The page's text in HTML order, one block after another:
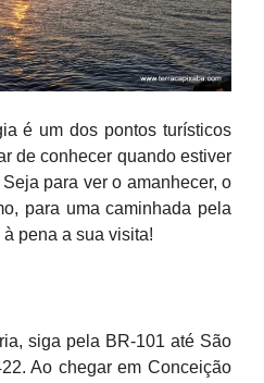
é um dos pontos turísticos
de conhecer quando estiver
para ver o amanhecer, o
para uma caminhada pela
pena a sua visita!
siga pela BR-101 até São
Ao chegar em Conceição